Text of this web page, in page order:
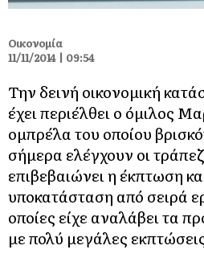
Οικονομία
11/11/2014 | 09:54
Την δεινή οικονομική
έχει περιέλθει ο όμιλος
ομπρέλα του οποίου
σήμερα ελέγχουν οι
επιβεβαιώνει η έκπτωση
υποκατάσταση από σειρά
οποίες είχε αναλάβει τα
με πολύ μεγάλες